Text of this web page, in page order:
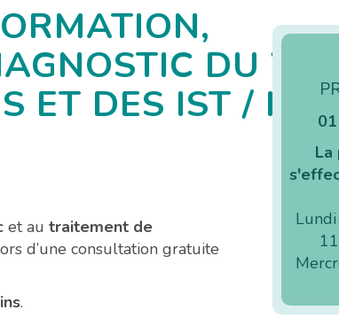
DU VIH,
ET DES IST /
et autraitement de
d’une consultation gratuite
.
La